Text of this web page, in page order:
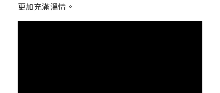
更加充滿溫情。